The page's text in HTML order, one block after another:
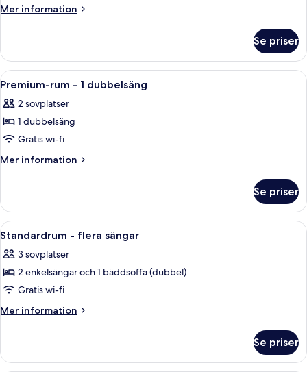
Mer information
Mer
-
dubbelsängar
Se priser
Öppna
alla
foton
för
Premium-
rum
dubbelsäng
Ett hotellrum med en säng, ett
7
Premium-rum - 1 dubbelsäng
2 sovplatser
1 dubbelsäng
Gratis wi-fi
Mer information
Mer
rum
1
Se priser
Öppna
alla
foton
för
Standardrum
-
En säng med en metallram, en grå
10
Standardrum - flera sängar
3 sovplatser
2 enkelsängar och 1 bäddsoffa (dubbel)
Gratis wi-fi
Mer information
Mer
-
Se priser